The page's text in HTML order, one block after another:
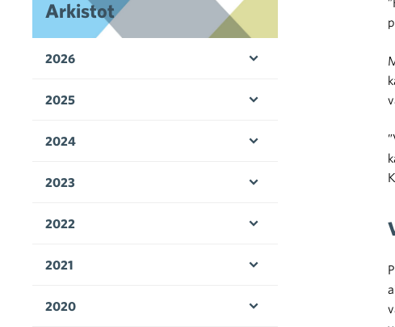
Arkistot
2026
2025
2024
2023
2022
2021
2020